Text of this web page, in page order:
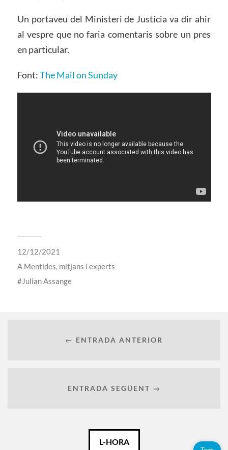
Un portaveu del Ministeri de Justícia va dir ahir
al vespre que no faria comentaris sobre un pres
en particular.
Font:The Mail on Sunday
12/12/2021
A Mentides, mitjans i experts
Julian Assange
← ENTRADA ANTERIOR
ENTRADA SEGÜENT →
L-HORA